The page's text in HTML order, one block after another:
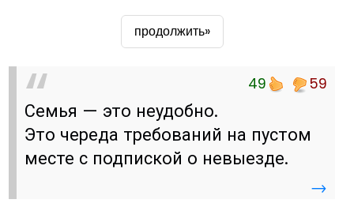
продолжить»
49 59
Семья — это неудобно.
Это череда требований на пустом
месте с подпиской о невыезде.
→